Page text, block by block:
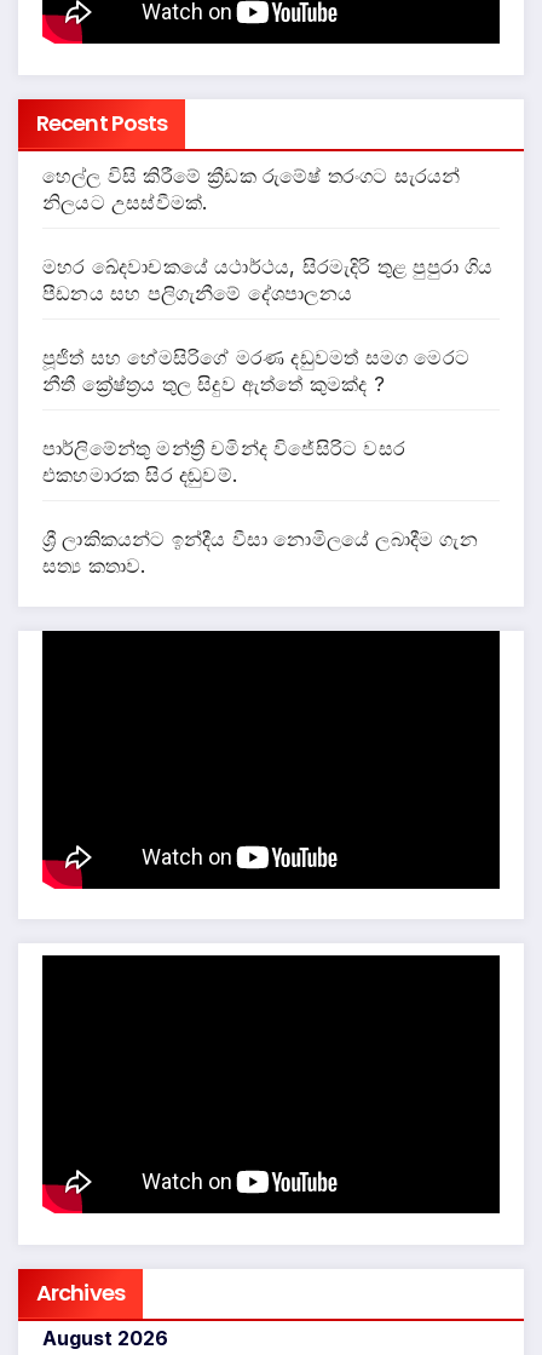
Recent Posts
හෙල්ල විසි කිරීමේ ක්‍රීඩක රුමේෂ් තරංගට සැරයන්
නිලයට උසස්වීමක්.
මහර ඛේදවාචකයේ යථාර්ථය, සිරමැදිරි තුළ පුපුරා ගිය
පීඩනය සහ පලිගැනීමේ දේශපාලනය
පූජිත් සහ හේමසිරිගේ මරණ දඩුවමත් සමග මෙරට
නීතී ක්‍රේෂ්ත්‍රය තුල සිදුව ඇත්තේ කුමක්ද ?
පාර්ලිමේන්තු මන්ත්‍රී චමින්ද විජේසිරිට වසර
එකහමාරක සිර දඬුවම්.
ශ්‍රී ලාකිකයන්ට ඉන්දීය වීසා නොමිලයේ ලබාදීම ගැන
සත්‍ය කතාව.
Archives
August 2026